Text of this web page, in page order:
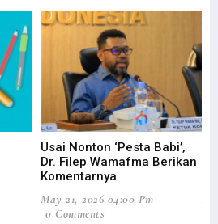
Usai Nonton ‘Pesta Babi’,
Dr. Filep Wamafma Berikan
Komentarnya
May 21, 2026 04:00 Pm
0 Comments